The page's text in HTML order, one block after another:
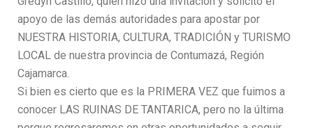
apoyo de las demás autoridades para apostar por
NUESTRA HISTORIA, CULTURA, TRADICIÓN y TURISMO
LOCAL de nuestra provincia de Contumazá, Región
Cajamarca.
Si bien es cierto que es la PRIMERA VEZ que fuimos a
conocer LAS RUINAS DE TANTARICA, pero no la última